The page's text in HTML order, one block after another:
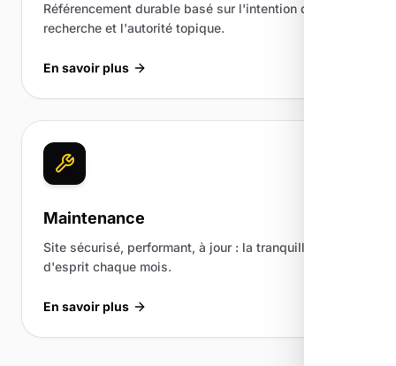
Référencement durable basé sur l'intention de
recherche et l'autorité topique.
En savoir plus
Maintenance
Site sécurisé, performant, à jour : la tranquillité
d'esprit chaque mois.
En savoir plus